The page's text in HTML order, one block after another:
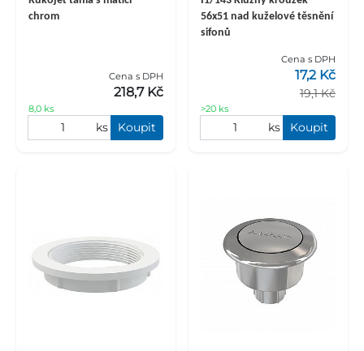
chrom
Cena s DPH
218,7 Kč
8,0 ks
ks Koupit
56x51 nad kuželové těsnění
sifonů
Cena s DPH
19,1 Kč
17,2 Kč
>20 ks
ks Koupit